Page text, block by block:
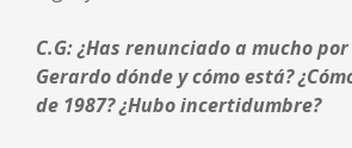
C.G: ¿Has renunciado a mucho
Gerardo dónde y cómo está?
de 1987? ¿Hubo incertidumbre?